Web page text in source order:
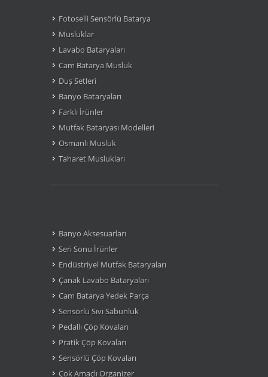
Fotoselli Sensörlü Batarya
Musluklar
Lavabo Bataryaları
Cam Batarya Musluk
Duş Setleri
Banyo Bataryaları
Farklı Ìrünler
Mutfak Bataryası Modelleri
Osmanlı Musluk
Taharet Muslukları
Banyo Aksesuarları
Seri Sonu Ìrünler
Endüstriyel Mutfak Bataryaları
Çanak Lavabo Bataryaları
Cam Batarya Yedek Parça
Sensörlü Sıvı Sabunluk
Pedallı Çöp Kovaları
Pratik Çöp Kovaları
Sensörlü Çöp Kovaları
Çok Amaçlı Organizer